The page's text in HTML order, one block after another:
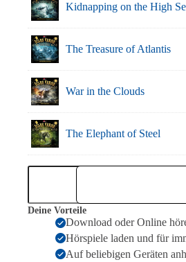
Kidnapping on the High
The Treasure of Atlantis
War in the Clouds
The Elephant of Steel
Bundle:
Adventures
Phileas
Deine Vorteile
Download oder Online
Hörspiele laden und für
Auf beliebigen Geräten